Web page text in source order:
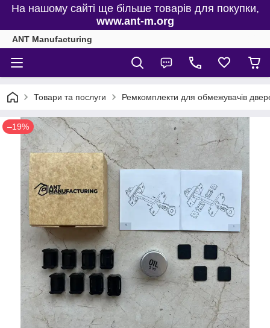
На нашому сайті ще більше товарів для покупки,
www.ant-m.org
ANT Manufacturing
Товари та послуги Ремкомплекти для обмежувачів
–19%